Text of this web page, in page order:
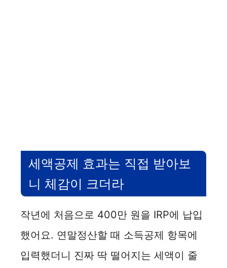
세액공제 효과는 직접 받아보
니 체감이 크더라
작년에 처음으로 400만 원을 IRP에 납입
했어요. 연말정산할 때 소득공제 항목에
입력했더니 진짜 딱 떨어지는 세액이 줄